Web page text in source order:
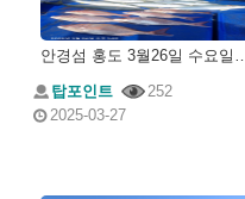
안경섬 홍도 3월
탑포인트
252
2025-03-27